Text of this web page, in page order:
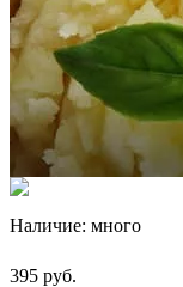
Наличие: много
395 руб.